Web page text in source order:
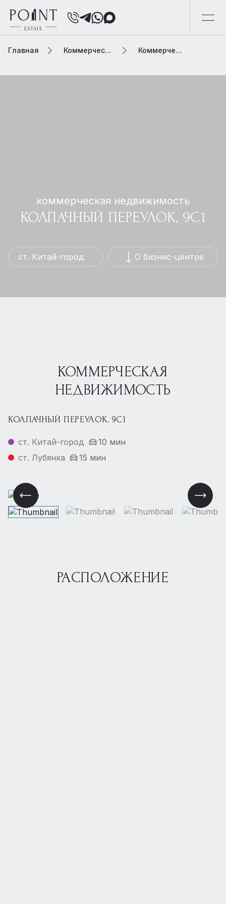
Главная Коммерческая недвижимость Коммерческая недвижимость колпачный переулок, 9с1
коммерческая недвижимость
КОЛПАЧНЫЙ ПЕРЕУЛОК, 9С1
ст. Китай-город О бизнес-центре
КОММЕРЧЕСКАЯ
НЕДВИЖИМОСТЬ
КОЛПАЧНЫЙ ПЕРЕУЛОК, 9С1
ст. Китай-город
10 мин
ст. Лубянка
15 мин
РАСПОЛОЖЕНИЕ